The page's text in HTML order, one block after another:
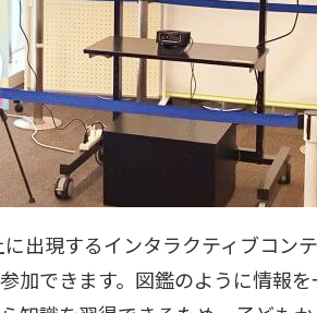
出現するインタラクティブコン
加できます。図鑑のように情報